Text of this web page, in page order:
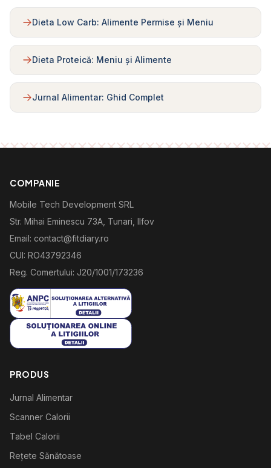
Dieta Low Carb: Alimente Permise și Meniu
Dieta Proteică: Meniu și Alimente
Jurnal Alimentar: Ghid Complet
COMPANIE
Mobile Tech Development SRL
Str. Mihai Eminescu 73A, Tunari, Ilfov
Email: contact@fitdiary.ro
CUI: RO43792346
Reg. Comertului: J20/1001/173236
PRODUS
Jurnal Alimentar
Scanner Calorii
Tabel Calorii
Rețete Sănătoase